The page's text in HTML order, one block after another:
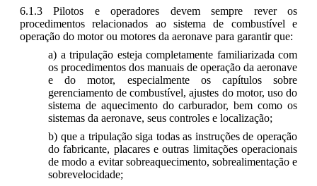
6.1.3 Pilotos e operadores devem sempre rever os
procedimentos relacionados ao sistema de combustível e
operação do motor ou motores da aeronave para garantir que:
a) a tripulação esteja completamente familiarizada com
os procedimentos dos manuais de operação da aeronave
e do motor, especialmente os capítulos sobre
gerenciamento de combustível, ajustes do motor, uso do
sistema de aquecimento do carburador, bem como os
sistemas da aeronave, seus controles e localização;
b) que a tripulação siga todas as instruções de operação
do fabricante, placares e outras limitações operacionais
de modo a evitar sobreaquecimento, sobrealimentação e
sobrevelocidade;